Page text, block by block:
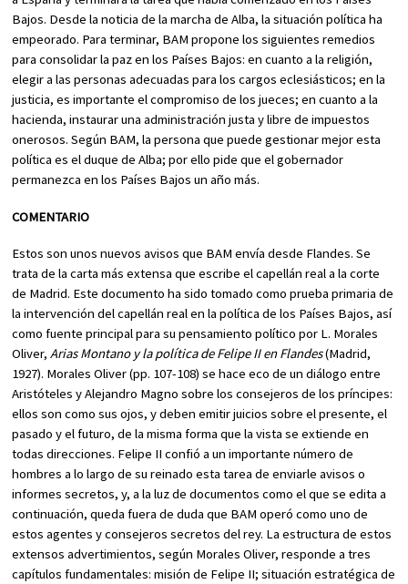
Bajos. Desde la noticia de la marcha de Alba, la situación política ha
empeorado. Para terminar, BAM propone los siguientes remedios
para consolidar la paz en los Países Bajos: en cuanto a la religión,
elegir a las personas adecuadas para los cargos eclesiásticos; en la
justicia, es importante el compromiso de los jueces; en cuanto a la
hacienda, instaurar una administración justa y libre de impuestos
onerosos. Según BAM, la persona que puede gestionar mejor esta
política es el duque de Alba; por ello pide que el gobernador
permanezca en los Países Bajos un año más.
COMENTARIO
Estos son unos nuevos avisos que BAM envía desde Flandes. Se
trata de la carta más extensa que escribe el capellán real a la corte
de Madrid. Este documento ha sido tomado como prueba primaria de
la intervención del capellán real en la política de los Países Bajos, así
como fuente principal para su pensamiento político por L. Morales
Oliver,Arias Montano y la política de Felipe II en Flandes(Madrid,
1927). Morales Oliver (pp. 107-108) se hace eco de un diálogo entre
Aristóteles y Alejandro Magno sobre los consejeros de los príncipes:
ellos son como sus ojos, y deben emitir juicios sobre el presente, el
pasado y el futuro, de la misma forma que la vista se extiende en
todas direcciones. Felipe II confió a un importante número de
hombres a lo largo de su reinado esta tarea de enviarle avisos o
informes secretos, y, a la luz de documentos como el que se edita a
continuación, queda fuera de duda que BAM operó como uno de
estos agentes y consejeros secretos del rey. La estructura de estos
extensos advertimientos, según Morales Oliver, responde a tres
capítulos fundamentales: misión de Felipe II; situación estratégica de